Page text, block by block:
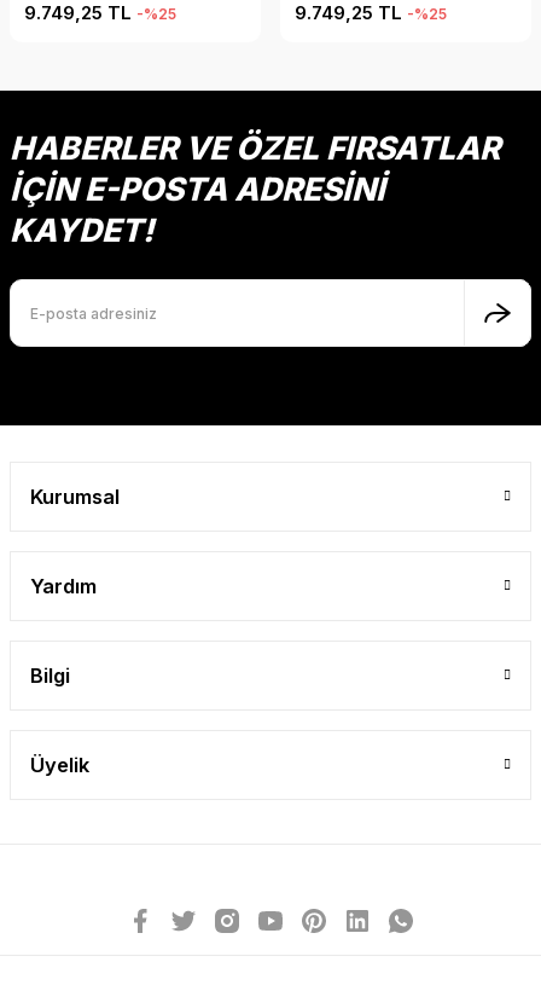
9.749,25 TL -%25 9.749,25 TL -%25
HABERLER VE ÖZEL FIRSATLAR
İÇİN E-POSTA ADRESİNİ
KAYDET!
Kurumsal
Yardım
Bilgi
Üyelik